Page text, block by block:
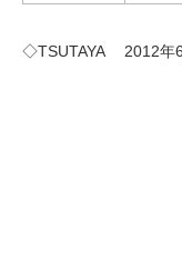
◇TSUTAYA 2012年